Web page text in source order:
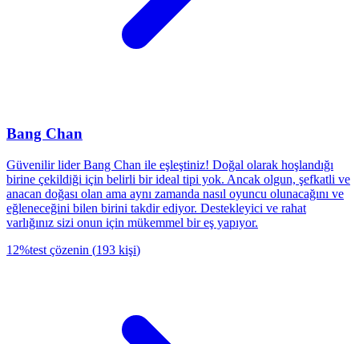
Bang Chan
Güvenilir lider Bang Chan ile eşleştiniz! Doğal olarak hoşlandığı
birine çekildiği için belirli bir ideal tipi yok. Ancak olgun, şefkatli ve
anacan doğası olan ama aynı zamanda nasıl oyuncu olunacağını ve
eğleneceğini bilen birini takdir ediyor. Destekleyici ve rahat
varlığınız sizi onun için mükemmel bir eş yapıyor.
12%test çözenin (193 kişi)